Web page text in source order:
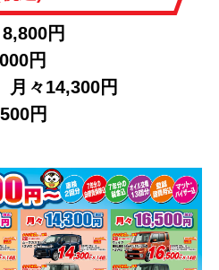
8,800円
円
月々14,300円
円